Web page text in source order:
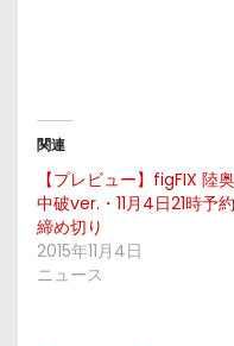
関連
【プレビュー】figFIX 陸奥
中破ver.・11月4日21時予約
締め切り
2015年11月4日
ニュース